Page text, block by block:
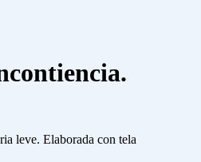
leve. Elaborada con tela